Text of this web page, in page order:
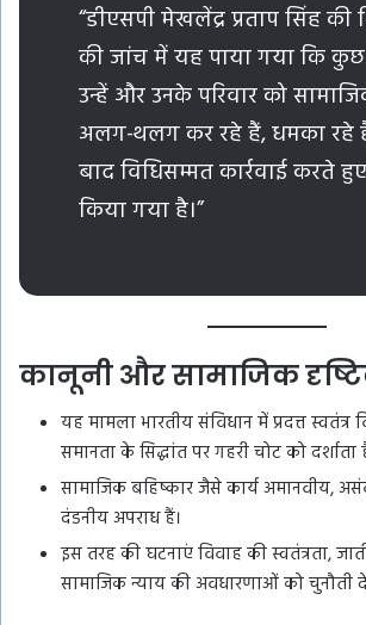
“डीएसपी मेखलेंद्र प्रताप सिंह
की जांच में यह पाया गया कि कुछ
उन्हें और उनके परिवार को
अलग-थलग कर रहे हैं, धमका रहे
बाद विधिसम्मत कार्रवाई करते
किया गया है।”
कानूनी और सामाजिक
यह मामला भारतीय संविधान में प्रदत्त
समानता के सिद्धांत पर गहरी चोट को दर्शाता
सामाजिक बहिष्कार जैसे कार्य अमानवीय,
दंडनीय अपराध हैं।
इस तरह की घटनाएं विवाह की स्वतंत्रता,
सामाजिक न्याय की अवधारणाओं को चुनौती